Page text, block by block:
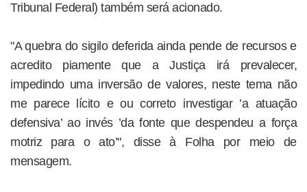
Tribunal Federal) também será acionado.
"A quebra do sigilo deferida ainda pende de recursos e
acredito piamente que a Justiça irá prevalecer,
impedindo uma inversão de valores, neste tema não
me parece lícito e ou correto investigar ’a atuação
defensiva’ ao invés ’da fonte que despendeu a força
motriz para o ato’", disse à Folha por meio de
mensagem.